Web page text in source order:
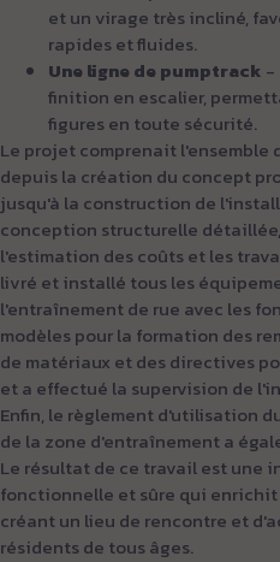
et un virage très incliné,
rapides et fluides.
Une ligne de pumptrack -
finition en escalier,
figures en toute sécurité.
Le projet comprenait l'ensemble
depuis la création du concept
jusqu'à la construction de
conception structurelle
l'estimation des coûts et les
livré et installé tous les
l'entraînement de rue avec les
modèles pour la formation des
de matériaux et des directives
et a effectué la supervision de
Enfin, le règlement d'utilisation
de la zone d'entraînement a
Le résultat de ce travail est une
fonctionnelle et sûre qui
créant un lieu de rencontre et
résidents de tous âges.